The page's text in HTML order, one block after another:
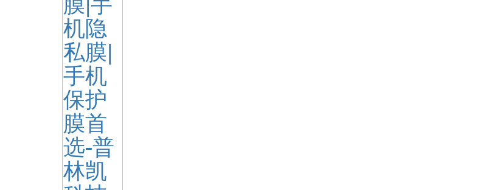
Home> TAGS > 电视屏防蓝光膜
The info about "电视屏防蓝光膜"